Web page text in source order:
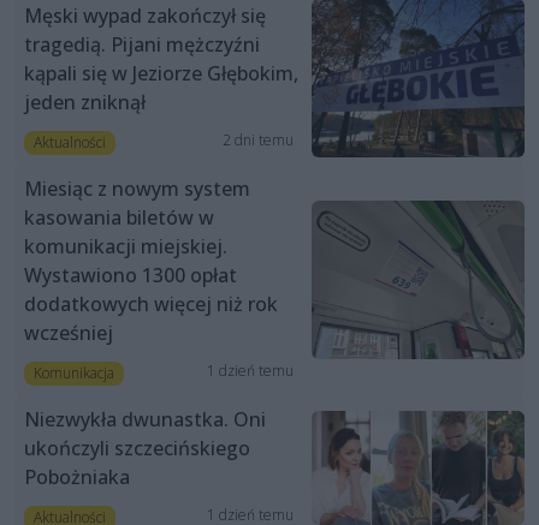
Męski wypad zakończył się
tragedią. Pijani mężczyźni
kąpali się w Jeziorze Głębokim,
jeden zniknął
Aktualności 2 dni temu
Miesiąc z nowym system
kasowania biletów w
komunikacji miejskiej.
Wystawiono 1300 opłat
dodatkowych więcej niż rok
wcześniej
Komunikacja 1 dzień temu
Niezwykła dwunastka. Oni
ukończyli szczecińskiego
Pobożniaka
Aktualności 1 dzień temu